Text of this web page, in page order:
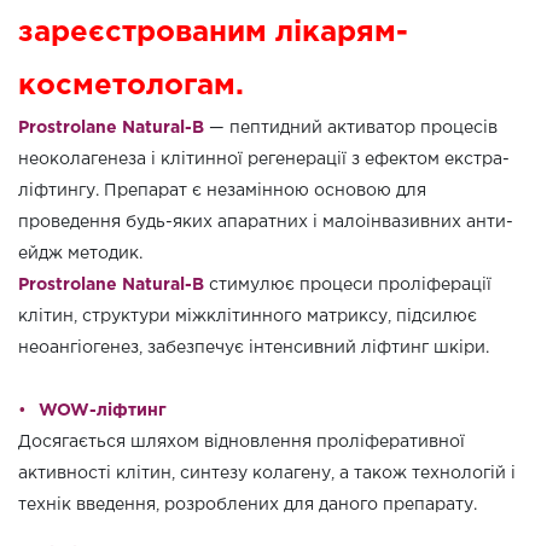
зареєстрованим лікарям-
косметологам.
Prostrolane Natural-B — пептидний активатор процесів
неоколагенеза і клітинної регенерації з ефектом екстра-
ліфтингу. Препарат є незамінною основою для
проведення будь-яких апаратних і малоінвазивних анти-
ейдж методик.
Prostrolane Natural-B стимулює процеси проліферації
клітин, структури міжклітинного матриксу, підсилює
неоангіогенез, забезпечує інтенсивний ліфтинг шкіри.
WOW-ліфтинг
Досягається шляхом відновлення проліферативної
активності клітин, синтезу колагену, а також технологій і
технік введення, розроблених для даного препарату.